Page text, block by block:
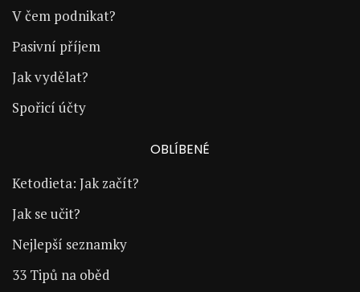
V čem podnikat?
Pasivní příjem
Jak vydělat?
Spořicí účty
OBLÍBENÉ
Ketodieta: Jak začít?
Jak se učit?
Nejlepší seznamky
33 Tipů na oběd